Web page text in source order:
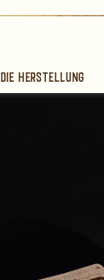
Die Herstellung